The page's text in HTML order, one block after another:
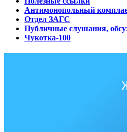
Антимонопольный
Отдел ЗАГС
Публичные слушания,
Чукотка-100